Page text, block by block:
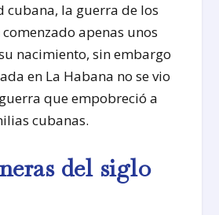
cubana, la guerra de los
apenas unos
nacimiento, sin embargo
en La Habana no se vio
que empobreció a
cubanas.
del siglo